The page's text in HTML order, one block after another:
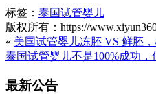
标签： 泰国试管婴儿
版权所有：https://
« 美国试管婴儿冻胚 VS 鲜胚
泰国试管婴儿不是100%成功
最新公告